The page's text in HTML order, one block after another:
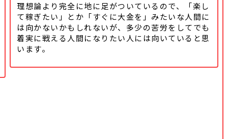
理想論より完全に地に足がついているので、「楽し
て稼ぎたい」とか「すぐに大金を」みたいな人間に
は向かないかもしれないが、多少の苦労をしてでも
着実に戦える人間になりたい人には向いていると思
います。